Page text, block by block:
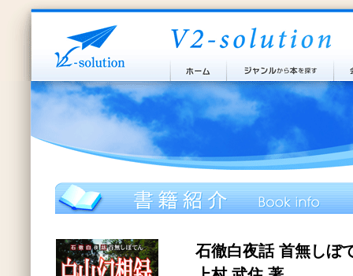
石徹白夜話 首無しぼ